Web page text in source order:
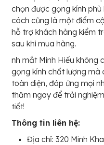
chọn được gọng kính
cách cũng là một điểm
hỗ trợ khách hàng kiểm
sau khi mua hàng.
nh mắt Minh Hiếu không
gọng kính chất lượng mà
toàn diện, đáp ứng mọi
thăm ngay để trải
tiết!
Thông tin liên hệ:
Địa chỉ: 320 Minh